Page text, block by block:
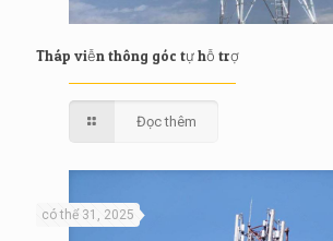
Tháp viễn thông góc tự hỗ trợ
Đọc thêm
có thể 31, 2025